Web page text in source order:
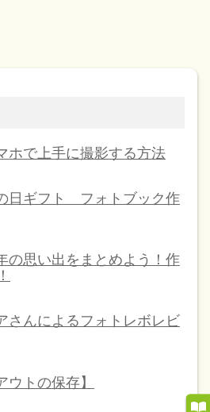
ホで上手に撮影する方法
日ギフト フォトブック作
の思い出をまとめよう！作
さんによるフォトレボレビ
トの保存】